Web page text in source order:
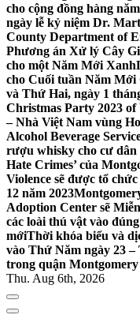
cho cộng đồng hàng
ngày lễ kỷ niệm Dr.
County Department of
Phương án Xử lý Cây
cho một Năm Mới Xanh
cho Cuối tuần Năm Mới
và Thứ Hai, ngày 1
Christmas Party 2023
– Nhà Việt Nam vùng
Alcohol Beverage
rượu whisky cho cư dân
Hate Crimes’ của
Violence sẽ được tổ
12 năm 2023
Adoption Center sẽ
các loài thú vật vào
mớiThời khóa biểu và
vào Thứ Năm ngày 23 –
trong quận Montgomery
Thu. Aug 6th, 2026